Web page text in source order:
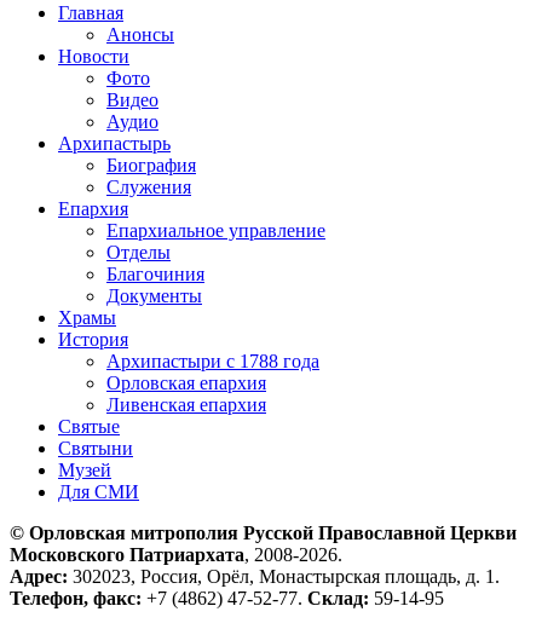
Главная
Анонсы
Новости
Фото
Видео
Аудио
Архипастырь
Биография
Служения
Епархия
Епархиальное управление
Отделы
Благочиния
Документы
Храмы
История
Архипастыри с 1788 года
Орловская епархия
Ливенская епархия
Святые
Святыни
Музей
Для СМИ
© Орловская митрополия Русской Православной Церкви
Московского Патриархата, 2008-2026.
Адрес: 302023, Россия, Орёл, Монастырская площадь, д. 1.
Телефон, факс: +7 (4862) 47-52-77. Склад: 59-14-95